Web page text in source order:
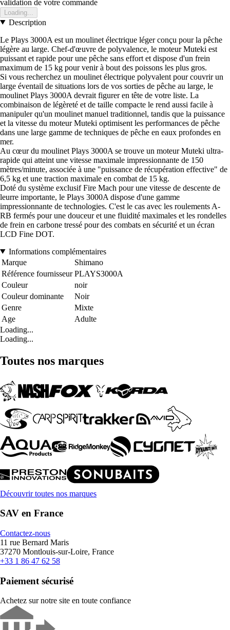
validation de votre commande
Loading...
Description
Le Plays 3000A est un moulinet électrique léger conçu pour la pêche
légère au large. Chef-d'œuvre de polyvalence, le moteur Muteki est
puissant et rapide pour une pêche sans effort et dispose d'un frein
maximum de 15 kg pour venir à bout des poissons les plus gros.
Si vous recherchez un moulinet électrique polyvalent pour couvrir un
large éventail de situations lors de vos sorties de pêche au large, le
moulinet Plays 3000A devrait figurer en tête de votre liste. La
combinaison de légèreté et de taille compacte le rend aussi facile à
manipuler qu'un moulinet manuel traditionnel, tandis que la puissance
et la vitesse du moteur Muteki optimisent les performances de pêche
dans une large gamme de techniques de pêche en eaux profondes en
mer.
Au cœur du moulinet Plays 3000A se trouve un moteur Muteki ultra-
rapide qui atteint une vitesse maximale impressionnante de 150
mètres/minute, associée à une "puissance de récupération effective" de
6,5 kg et une traction maximale en combat de 15 kg.
Doté du système exclusif Fire Mach pour une vitesse de descente de
leurre importante, le Plays 3000A dispose d'une gamme
impressionnante de technologies. C'est le cas avec les roulements A-
RB fermés pour une douceur et une fluidité maximales et les rondelles
de frein en carbone tressé pour des combats en sécurité et un écran
LCD Fine DOT.
Informations complémentaires
Marque
Shimano
Référence fournisseur PLAYS3000A
Couleur
noir
Couleur dominante
Noir
Genre
Mixte
Age
Adulte
Loading...
Loading...
Toutes nos marques
Découvrir toutes nos marques
SAV en France
Contactez-nous
11 rue Bernard Maris
37270 Montlouis-sur-Loire, France
+33 1 86 47 62 58
Paiement sécurisé
Achetez sur notre site en toute confiance